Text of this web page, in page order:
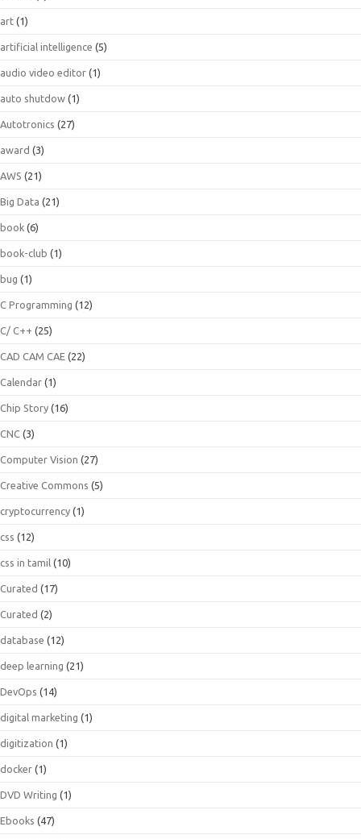
art (1)
artificial intelligence (5)
audio video editor (1)
auto shutdow (1)
Autotronics (27)
award (3)
AWS (21)
Big Data (21)
book (6)
book-club (1)
bug (1)
C Programming (12)
C/ C++ (25)
CAD CAM CAE (22)
Calendar (1)
Chip Story (16)
CNC (3)
Computer Vision (27)
Creative Commons (5)
cryptocurrency (1)
css (12)
css in tamil (10)
Curated (17)
Curated (2)
database (12)
deep learning (21)
DevOps (14)
digital marketing (1)
digitization (1)
docker (1)
DVD Writing (1)
Ebooks (47)